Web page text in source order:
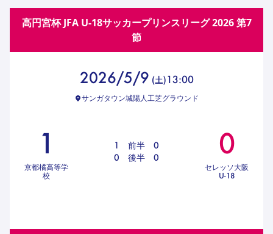
U-18 U-15
ガールズU-18
MATCH
試合日程
和歌山U-15
ガールズU-15
PLAYERS
U-15
ガールズU-18
アカデミー
高円宮杯 JFA U-18サッカープリンスリーグ 2026 第7
節
2026/5/9 (土)13:00
サンガタウン城陽人工芝グラウンド
0
セレッソ大阪
U-18
0
前半
1
0
後半
0
1
京都橘高等学
校